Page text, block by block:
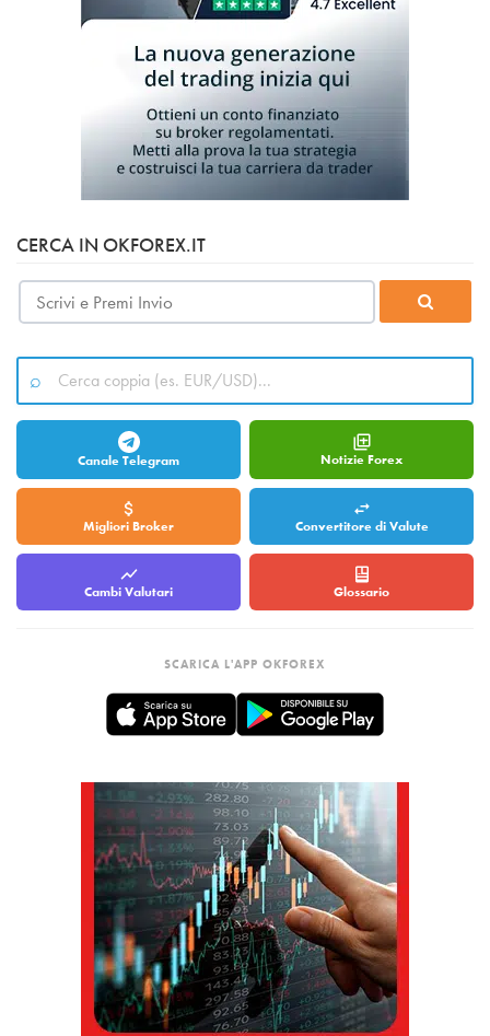
CERCA IN OKFOREX.IT
Canale Telegram Notizie Forex
Migliori Broker Convertitore di Valute
Cambi Valutari Glossario
SCARICA L'APP OKFOREX